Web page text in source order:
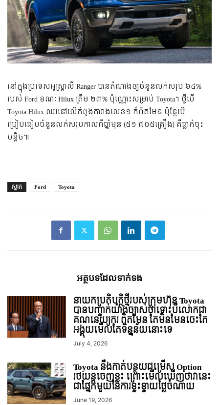
នៅក្នុងប្រទេសអូស្ត្រាលី Ranger បានតំណាងឲ្យចំនួនលក់សរុប ៦៤%
របស់ Ford ខណៈ Hilux ត្រឹម ២៣% ប៉ុណ្ណោះសម្រាប់ Toyota។ ថ្វីបើ
Toyota Hilux ឈរនៅលើកំពូងតារាងលេខ១ ក៏ពិតមែន ប៉ុន្តែបើ
ប្រៀបធៀបចំនួនលក់សរុបកាលពីឆ្នាំមុន (៥១ ៧០៥គ្រឿង) គឺធ្លាក់ចុះ
បន្តិច៕
ស្លាក Ford Toyota
អត្ថបទ​ដែល​ទាក់ទង
នាយកប្រតិបត្តិថ្មីរបស់ក្រុមហ៊ុន Toyota
បានបញ្ជាក់យ៉ាងច្បាស់ថាទោះបីលោកជា
គណនេយ្យករ ពិតមែន តែមិនមែនចេះតែ
អង្គុយមើលតែទិន្នន័យនោះទេ
July 4, 2026
Toyota នឹងកាត់បន្ថយជម្រើស Option
រថយន្ដចេញខ្លះ ព្រោះមើលឃើញថាវានេះ
ជាផ្នែកមួយនៃការខ្ជះខ្ជាយថ្លៃចំណាយ
June 19, 2026